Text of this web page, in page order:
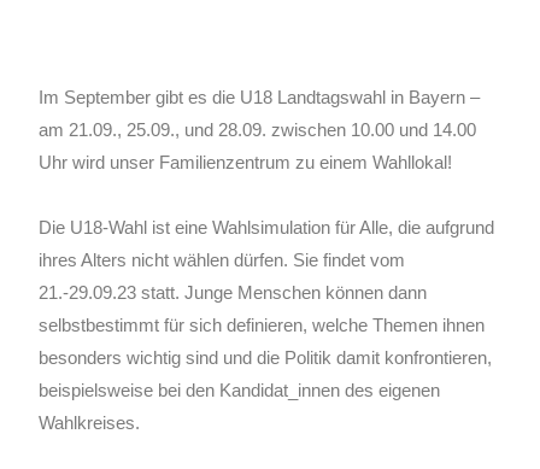
Im September gibt es die U18 Landtagswahl in Bayern –
am 21.09., 25.09., und 28.09. zwischen 10.00 und 14.00
Uhr wird unser Familienzentrum zu einem Wahllokal!
Die U18-Wahl ist eine Wahlsimulation für Alle, die aufgrund
ihres Alters nicht wählen dürfen. Sie findet vom
21.-29.09.23 statt. Junge Menschen können dann
selbstbestimmt für sich definieren, welche Themen ihnen
besonders wichtig sind und die Politik damit konfrontieren,
beispielsweise bei den Kandidat_innen des eigenen
Wahlkreises.